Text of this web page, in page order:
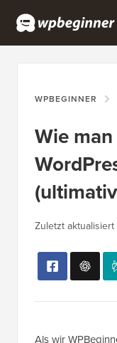
WPBEGINNER
Wie
Zuletzt aktualisiert
Als wir